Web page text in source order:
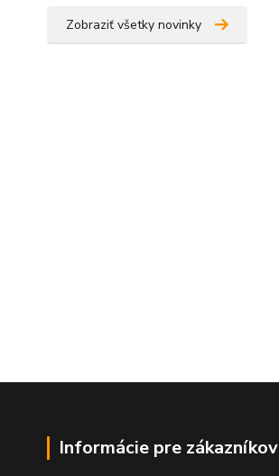
Zobraziť všetky novinky
Informácie pre zákazníkov